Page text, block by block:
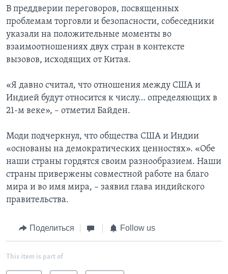
В преддверии переговоров, посвященных
проблемам торговли и безопасности, собеседники
указали на положительные моменты во
взаимоотношениях двух стран в контексте
вызовов, исходящих от Китая.
«Я давно считал, что отношения между США и
Индией будут относится к числу… определяющих в
21-м веке», – отметил Байден.
Моди подчеркнул, что общества США и Индии
«основаны на демократических ценностях». «Обе
наши страны гордятся своим разнообразием. Наши
страны привержены совместной работе на благо
мира и во имя мира, – заявил глава индийского
правительства.
Поделиться Follow us
This item is part of